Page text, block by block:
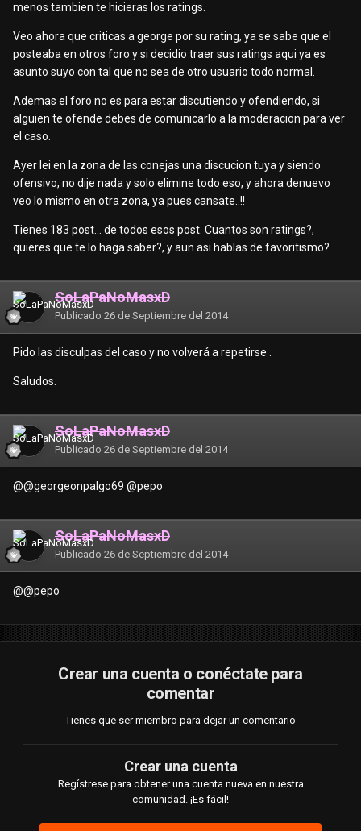
menos tambien te hicieras los ratings.
Veo ahora que criticas a george por su rating, ya se sabe que el
posteaba en otros foro y si decidio traer sus ratings aqui ya es
asunto suyo con tal que no sea de otro usuario todo normal.
Ademas el foro no es para estar discutiendo y ofendiendo, si
alguien te ofende debes de comunicarlo a la moderacion para ver
el caso.
Ayer lei en la zona de las conejas una discucion tuya y siendo
ofensivo, no dije nada y solo elimine todo eso, y ahora denuevo
veo lo mismo en otra zona, ya pues cansate..!!
Tienes 183 post... de todos esos post. Cuantos son ratings?,
quieres que te lo haga saber?, y aun asi hablas de favoritismo?.
SoLaPaNoMasxD
Publicado 26 de Septiembre del 2014
Pido las disculpas del caso y no volverá a repetirse .
Saludos.
SoLaPaNoMasxD
Publicado 26 de Septiembre del 2014
@@georgeonpalgo69 @pepo
SoLaPaNoMasxD
Publicado 26 de Septiembre del 2014
@@pepo
Crear una cuenta o conéctate para
comentar
Tienes que ser miembro para dejar un comentario
Crear una cuenta
Regístrese para obtener una cuenta nueva en nuestra
comunidad. ¡Es fácil!